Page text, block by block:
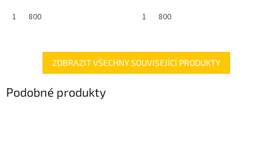
✅ Hluboké šroubovací víčko
Twist Off 66
✅ Hluboká DEEP víčka TO 66
1 800
✅ Hluboké šroubovací víčko
Twist Off 66
1 800
ZOBRAZIT VŠECHNY SOUVISEJÍCÍ PRODUKTY
Podobné produkty